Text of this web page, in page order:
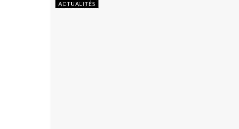
ACTUALITÉS